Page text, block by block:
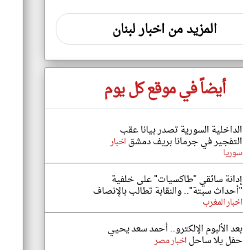
المزيد من اخبار لبنان
أيضاً في موقع كل يوم
الداخلية السورية تصدر بيانا عقب
التفجير في جرمانا بريف دمشقاخبار
سوريا
إدانة سائقي "طاكسيات" على خلفية
"أحداث سبتة".. والنقابة تطالب بالإنصاف
اخبار المغرب
بعد الألبوم الإلكترو.. أحمد سعد يحيي
حفل يلا ساحلاخبار مصر